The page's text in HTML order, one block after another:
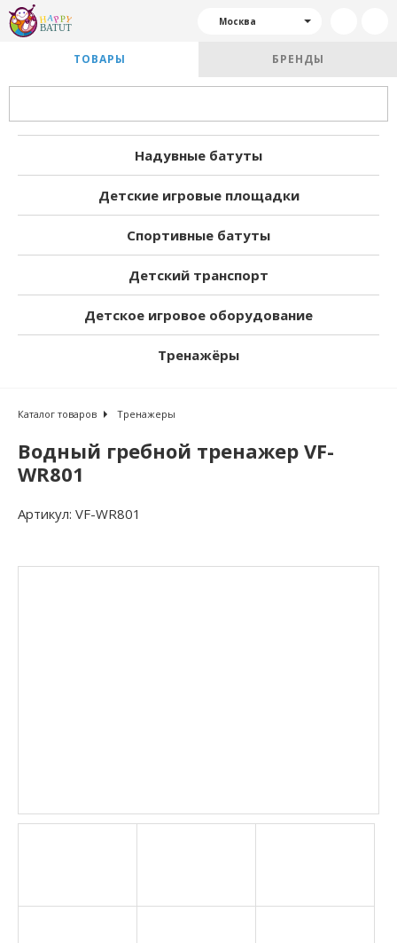
Москва
ТОВАРЫ БРЕНДЫ
Надувные батуты
Детские игровые площадки
Спортивные батуты
Детский транспорт
Детское игровое оборудование
Тренажёры
Каталог товаров Тренажеры
Водный гребной тренажер VF-
WR801
Артикул: VF-WR801